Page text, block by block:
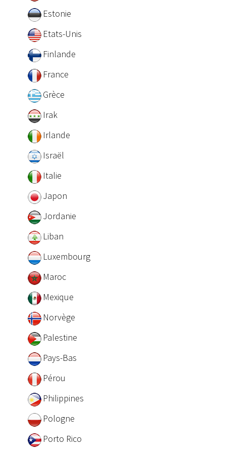
Estonie
Etats-Unis
Finlande
France
Grèce
Irak
Irlande
Israël
Italie
Japon
Jordanie
Liban
Luxembourg
Maroc
Mexique
Norvège
Palestine
Pays-Bas
Pérou
Philippines
Pologne
Porto Rico